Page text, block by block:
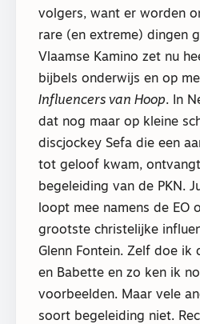
volgers, want er worden
rare (en extreme) dingen
Vlaamse Kamino zet nu
bijbels onderwijs en op
Influencers van Hoop. In
dat nog maar op kleine
discjockey Sefa die een
tot geloof kwam,
begeleiding van de PKN.
loopt mee namens de EO
grootste christelijke
Glenn Fontein. Zelf doe ik
en Babette en zo ken ik
voorbeelden. Maar vele
soort begeleiding niet.